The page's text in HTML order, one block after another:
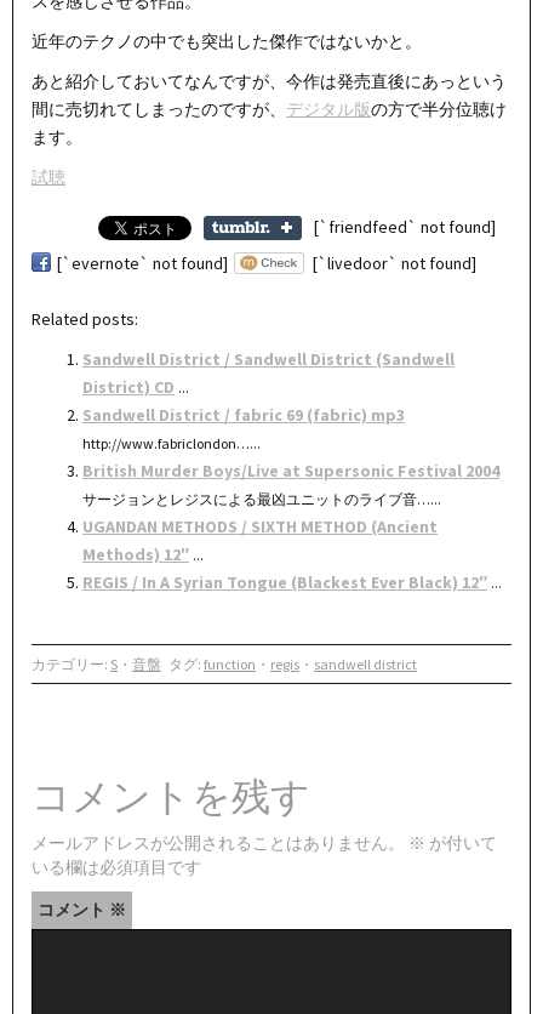
近年のテクノの中でも突出した傑作ではないかと。
あと紹介しておいてなんですが、今作は発売直後にあっという
間に売切れてしまったのですが、 デジタル版の方で半分位聴け
ます。
試聴
[`friendfeed` not found]
[`evernote` not found]
[`livedoor` not found]
Related posts:
Sandwell District / Sandwell District (Sandwell
District) CD ...
Sandwell District / fabric 69 (fabric) mp3
http://www.fabriclondon…...
British Murder Boys/Live at Supersonic Festival 2004
サージョンとレジスによる最凶ユニットのライブ音…...
UGANDAN METHODS / SIXTH METHOD (Ancient
Methods) 12″ ...
REGIS / In A Syrian Tongue (Blackest Ever Black) 12″ ...
カテゴリー: S ・ 音盤 タグ: function ・ regis ・ sandwell district
コメントを残す
メールアドレスが公開されることはありません。 ※ が付いて
いる欄は必須項目です
コメント ※